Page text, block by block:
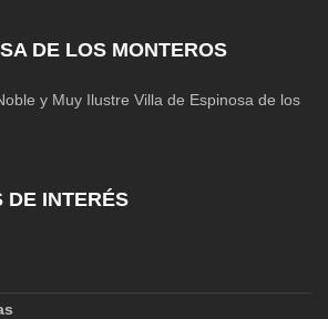
DE LOS MONTEROS
y Muy Ilustre Villa de Espinosa de los
DE INTERÉS